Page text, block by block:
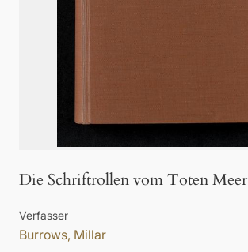
Die Schriftrollen vom Toten Meer
Verfasser
Burrows, Millar